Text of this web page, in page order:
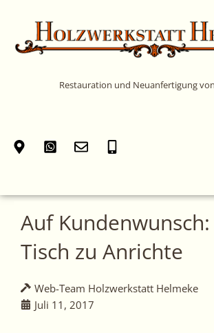
springen
Restauration und Neuanfertigung
Auf
Tisch zu Anrichte
Web-Team Holzwerkstatt Helmeke
Juli 11, 2017